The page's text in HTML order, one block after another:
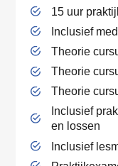
15 uur
Inclusief
Theorie
Theorie
Theorie
Inclusief
en lossen
Inclusief